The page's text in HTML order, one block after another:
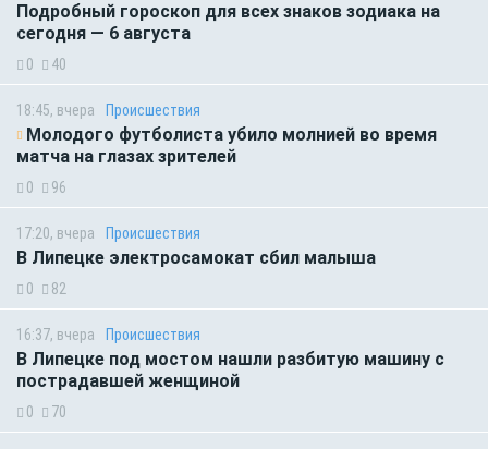
Подробный гороскоп для всех знаков зодиака на
сегодня — 6 августа
0 40
18:45, вчера Происшествия
Молодого футболиста убило молнией во время
матча на глазах зрителей
0 96
17:20, вчера Происшествия
В Липецке электросамокат сбил малыша
0 82
16:37, вчера Происшествия
В Липецке под мостом нашли разбитую машину с
пострадавшей женщиной
0 70